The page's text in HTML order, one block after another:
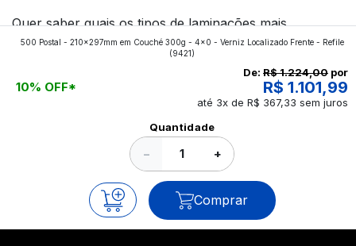
Quer saber quais os tipos de laminações mais
aplicados nos impressos da gráfica FuturaIM? Então,
continue a leitura que vamos revelar para você!
500 Postal - 210x297mm em Couché 300g - 4x0 - Verniz Localizado Frente - Refile
(9421)
10% OFF*
De: R$ 1.224,00 por
R$ 1.101,99
até 3x de R$ 367,33 sem juros
Quantidade
− +
Comprar